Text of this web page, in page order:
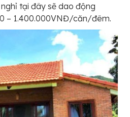
tại đây sẽ dao động
– 1.400.000VNĐ/căn/đêm.